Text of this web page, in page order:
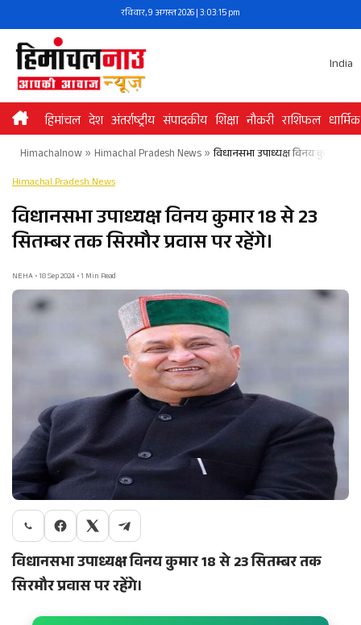
to
content
रविवार, 9 अगस्त 2026 | 3:03:15 pm
India
हिमांचल देश अंतर्राष्ट्रीय संपादकीय शिक्षा नौकरी राशिफल धार्मिक
Himachalnow» Himachal Pradesh News» विधानसभा उपाध्यक्ष विनय कुमार 18
Himachal Pradesh News
विधानसभा उपाध्यक्ष विनय कुमार 18 से 23
सितम्बर तक सिरमौर प्रवास पर रहेंगे।
NEHA • 18 Sep 2024 • 1 Min Read
विधानसभा उपाध्यक्ष विनय कुमार 18 से 23 सितम्बर तक
सिरमौर प्रवास पर रहेंगे।